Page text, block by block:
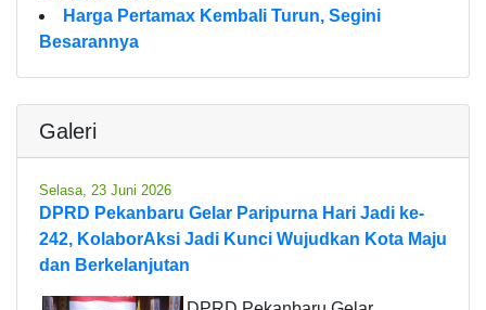
Harga Pertamax Kembali Turun, Segini
Besarannya
Galeri
Selasa, 23 Juni 2026
DPRD Pekanbaru Gelar Paripurna Hari Jadi ke-
242, KolaborAksi Jadi Kunci Wujudkan Kota Maju
dan Berkelanjutan